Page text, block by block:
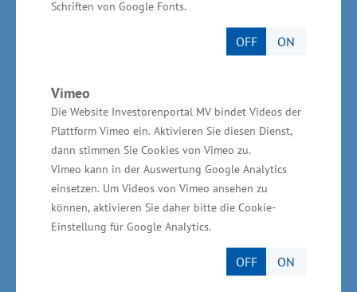
Schriften von Google Fonts.
OFF ON
Vimeo
Die Website Investorenportal MV bindet Videos der
Plattform Vimeo ein. Aktivieren Sie diesen Dienst,
dann stimmen Sie Cookies von Vimeo zu.
Vimeo kann in der Auswertung Google Analytics
einsetzen. Um Videos von Vimeo ansehen zu
können, aktivieren Sie daher bitte die Cookie-
Einstellung für Google Analytics.
OFF ON
Kollegen als auch für unsere Fahrgäste ein
völlig neues Fahrerlebnis. Darüber hinaus sind
Stand und mit diversen Sicherheits- und
Assistenzsystemen ausgerüstet. Das bringt
neben vielfältigen positiven Umweltaspekten
auch mehr Sicherheit für unsere Fahrgäste und
andere Verkehrsteilnehmer.“
Starke Partner für die